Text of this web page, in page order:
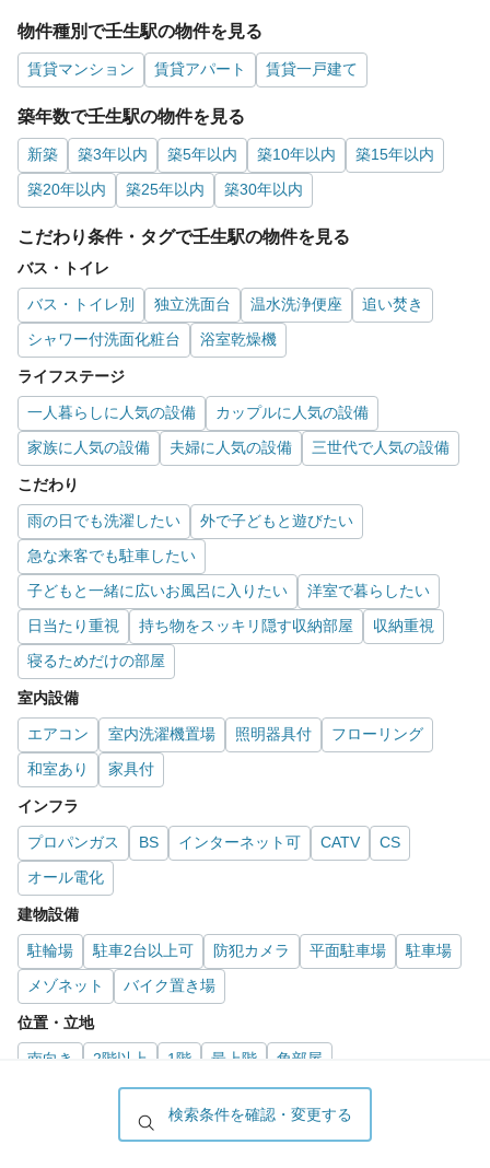
検索条件を確認・変更する
物件種別で壬生駅の物件を見る
賃貸マンション 賃貸アパート 賃貸一戸建て
築年数で壬生駅の物件を見る
新築 築3年以内 築5年以内 築10年以内
築15年以内
築20年以内
築25年以内 築30年以内
こだわり条件・タグで壬生駅の物件を見る
バス・トイレ
バス・トイレ別 独立洗面台 温水洗浄便座
追い焚き
シャワー付洗面化粧台
浴室乾燥機
ライフステージ
一人暮らしに人気の設備
カップルに人気の設備
家族に人気の設備
夫婦に人気の設備 三世代で人気の設備
こだわり
雨の日でも洗濯したい
外で子どもと遊びたい
急な来客でも駐車したい
子どもと一緒に広いお風呂に入りたい
洋室で暮らしたい
日当たり重視
持ち物をスッキリ隠す収納部屋
収納重視
寝るためだけの部屋
室内設備
エアコン 室内洗濯機置場 照明器具付
フローリング
和室あり
家具付
インフラ
プロパンガス BS インターネット可 CATV
CS
オール電化
建物設備
駐輪場 駐車2台以上可 防犯カメラ 平面駐車場
駐車場
メゾネット
バイク置き場
位置・立地
南向き 2階以上 1階 最上階 角部屋
ガーデニングが好き